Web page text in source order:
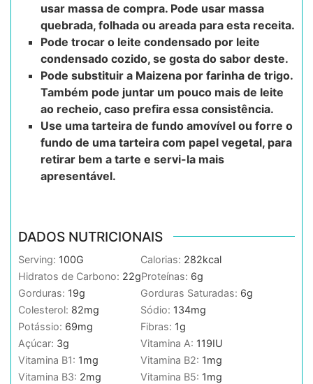
usar massa de compra. Pode usar massa
quebrada, folhada ou areada para esta receita.
Pode trocar o leite condensado por leite
condensado cozido, se gosta do sabor deste.
Pode substituir a Maizena por farinha de trigo.
Também pode juntar um pouco mais de leite
ao recheio, caso prefira essa consistência.
Use uma tarteira de fundo amovível ou forre o
fundo de uma tarteira com papel vegetal, para
retirar bem a tarte e servi-la mais
apresentável.
DADOS NUTRICIONAIS
Serving: 100G Calorias: 282kcal
Hidratos de Carbono: 22gProteínas: 6g
Gorduras: 19g Gorduras Saturadas: 6g
Colesterol: 82mg Sódio: 134mg
Potássio: 69mg Fibras: 1g
Açúcar: 3g Vitamina A: 119IU
Vitamina B1: 1mg Vitamina B2: 1mg
Vitamina B3: 2mg Vitamina B5: 1mg